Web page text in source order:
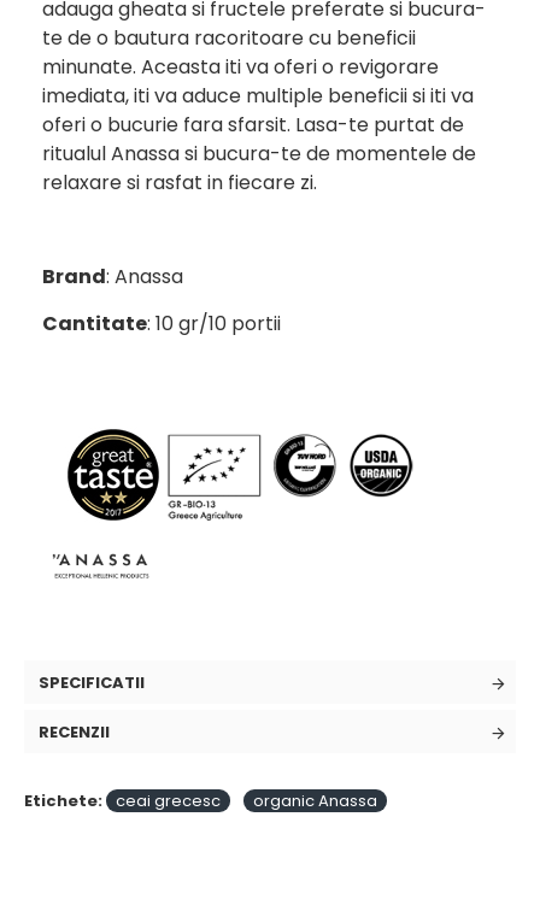
adauga gheata si fructele preferate si bucura-
te de o bautura racoritoare cu beneficii
minunate. Aceasta iti va oferi o revigorare
imediata, iti va aduce multiple beneficii si iti va
oferi o bucurie fara sfarsit. Lasa-te purtat de
ritualul Anassa si bucura-te de momentele de
relaxare si rasfat in fiecare zi.
Brand: Anassa
Cantitate: 10 gr/10 portii
SPECIFICATII
RECENZII
Etichete: ceai grecesc organic Anassa